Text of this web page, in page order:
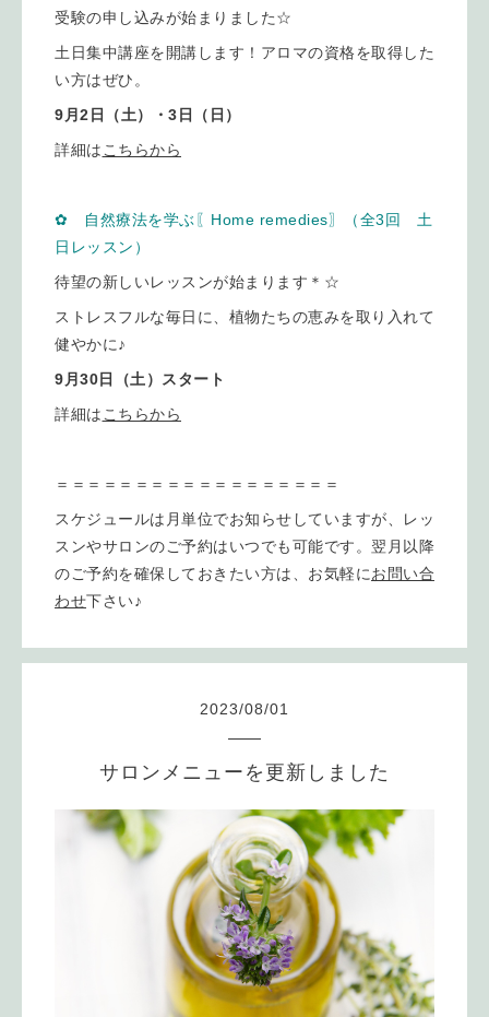
受験の申し込みが始まりました☆
土日集中講座を開講します！アロマの資格を取得した
い方はぜひ。
9月2日（土）・3日（日）
詳細は こちらから
✿ 自然療法を学ぶ〖 Home remedies〗（全3回 土
日レッスン）
待望の新しいレッスンが始まります＊☆
ストレスフルな毎日に、植物たちの恵みを取り入れて
健やかに♪
9月30日（土）スタート
詳細は こちらから
＝＝＝＝＝＝＝＝＝＝＝＝＝＝＝＝＝＝
スケジュールは月単位でお知らせしていますが、レッ
スンやサロンのご予約はいつでも可能です。翌月以降
のご予約を確保しておきたい方は、お気軽にお問い合
わせ下さい♪
2023/08/01
サロンメニューを更新しました